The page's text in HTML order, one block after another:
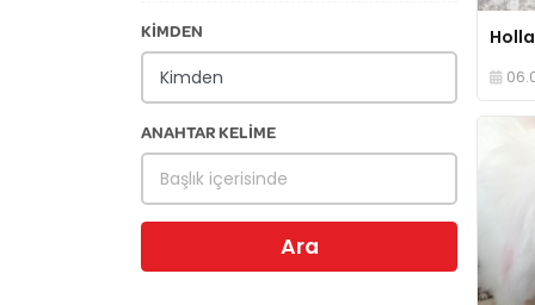
KİMDEN
ANAHTAR KELİME
Ara